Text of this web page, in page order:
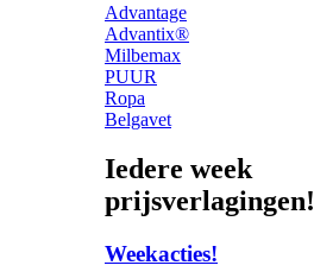
Advantage
Advantix®
Milbemax
PUUR
Ropa
Belgavet
Iedere week
prijsverlagingen!
Weekacties!